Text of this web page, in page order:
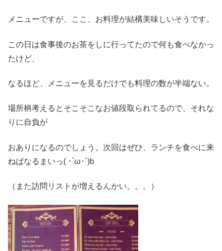
メニューですが、ここ、お料理が結構美味しいそうです。
この日は食事後のお茶をしに行ってたので何も食べなかっ
たけど、
なるほど、メニューを見るだけでも料理の数が半端ない。
場所柄考えるとそこそこなお値段取られてるので、それな
りに自負が
おありになるのでしょう。次回はぜひ、ランチを食べに来
ねばなるまいっ( ･`ω･´)b
（また訪問リストが増えるんかい。。。）